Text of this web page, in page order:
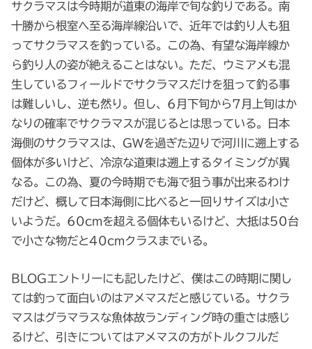
サクラマスは今時期が道東の海岸で旬な釣りである。南
十勝から根室へ至る海岸線沿いで、近年では釣り人も狙
ってサクラマスを釣っている。この為、有望な海岸線か
ら釣り人の姿が絶えることはない。ただ、ウミアメも混
生しているフィールドでサクラマスだけを狙って釣る事
は難しいし、逆も然り。但し、6月下旬から7月上旬はか
なりの確率でサクラマスが混じるとは思っている。日本
海側のサクラマスは、GWを過ぎた辺りで河川に遡上する
個体が多いけど、冷涼な道東は遡上するタイミングが異
なる。この為、夏の今時期でも海で狙う事が出来るわけ
だけど、概して日本海側に比べると一回りサイズは小さ
いようだ。60cmを超える個体もいるけど、大抵は50台
で小さな物だと40cmクラスまでいる。
BLOGエントリーにも記したけど、僕はこの時期に関し
ては釣って面白いのはアメマスだと感じている。サクラ
マスはグラマラスな魚体故ランディング時の重さは感じ
るけど、引きについてはアメマスの方がトルクフルだ